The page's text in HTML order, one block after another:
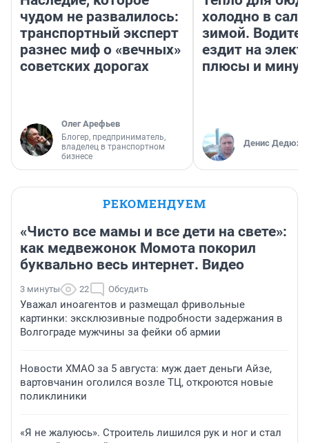
чудом не развалилось:
транспортный эксперт
разнес миф о «вечных»
советских дорогах
Олег Арефьев
Блогер, предприниматель,
владелец в транспортном
бизнесе
холодно в
зимой.
ездит на
плюсы и
Денис
РЕКОМЕНДУЕМ
«Чисто все мамы и все дети на свете»:
как медвежонок Момота покорил
буквально весь интернет. Видео
3 минуты 22 Обсудить
Уважал иноагентов и размещал фривольные
картинки: эксклюзивные подробности задержания в
Волгограде мужчины за фейки об армии
Новости ХМАО за 5 августа: муж дает деньги Айзе,
вартовчанин оголился возле ТЦ, откроются новые
поликлиники
«Я не жалуюсь». Строитель лишился рук и ног и стал